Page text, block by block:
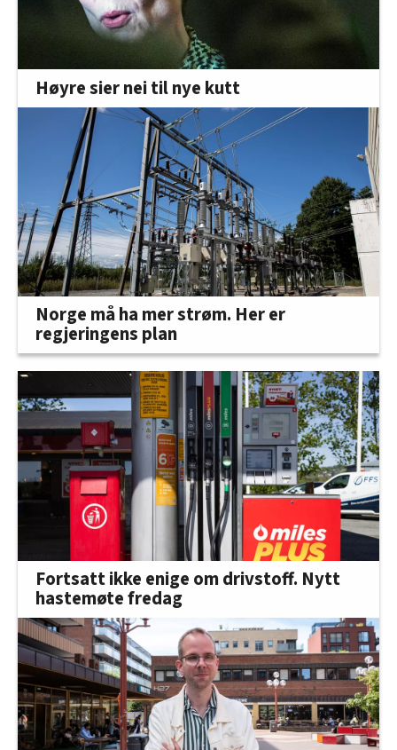
Høyre sier nei til nye kutt
Norge må ha mer strøm. Her er
regjeringens plan
Fortsatt ikke enige om drivstoff. Nytt
hastemøte fredag